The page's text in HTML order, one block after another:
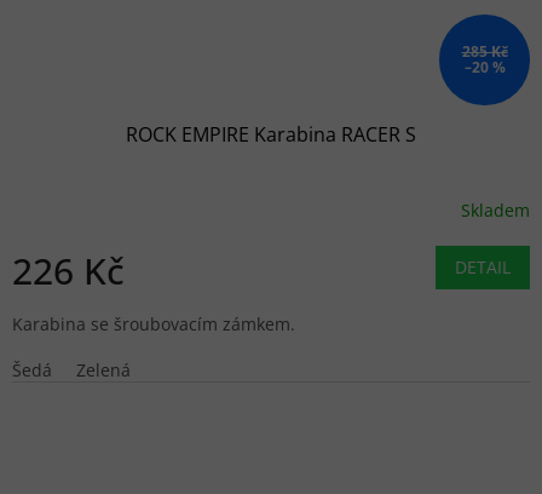
285 Kč
–20 %
ROCK EMPIRE Karabina RACER S
Skladem
226 Kč DETAIL
Karabina se šroubovacím zámkem.
Šedá
Zelená